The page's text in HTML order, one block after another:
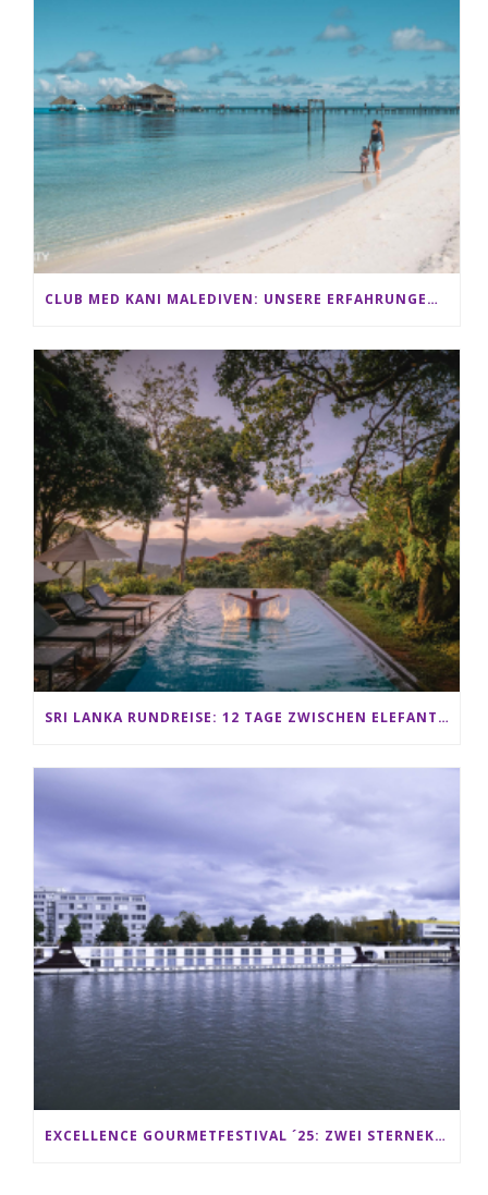
CLUB MED KANI MALEDIVEN: UNSERE ERFAHRUNGEN IM ALL-INCLUSIVE PARADIES
SRI LANKA RUNDREISE: 12 TAGE ZWISCHEN ELEFANTEN, TEEPLANTAGEN & STRAND ALS FAMILIE
EXCELLENCE GOURMETFESTIVAL ´25: ZWEI STERNEKÖCHE ANTONIO GUIDA & DARIO MORESCO VERWÖHNEN IHRE GÄSTE AUF EINER LUXERIÖSEN SCHIFFSREISE